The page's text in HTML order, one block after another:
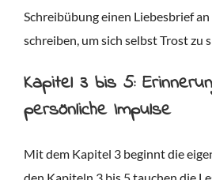
Schreibübung einen Liebesbrief an
schreiben, um sich selbst Trost zu
Kapitel 3 bis 5:
persönliche Impulse
Mit dem Kapitel 3 beginnt die